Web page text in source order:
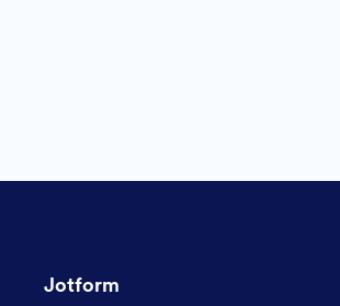
Jotform